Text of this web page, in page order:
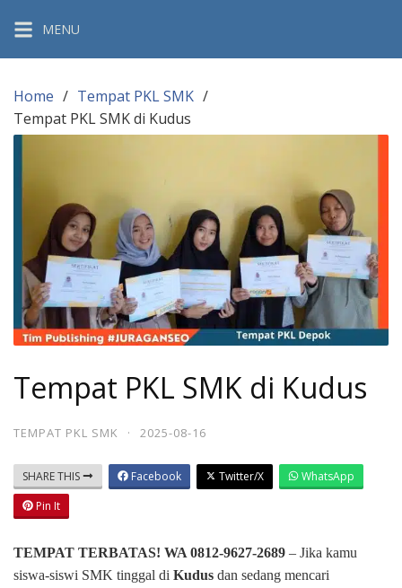
content
MENU
Home
Tempat PKL SMK
Tempat PKL SMK di Kudus
Tempat PKL SMK di Kudus
TEMPAT PKL SMK · 2025-08-16
SHARE THIS Facebook Twitter/X
WhatsApp
Pin It
TEMPAT TERBATAS! WA 0812-9627-2689 – Jika kamu
siswa-siswi SMK tinggal di Kudus dan sedang mencari